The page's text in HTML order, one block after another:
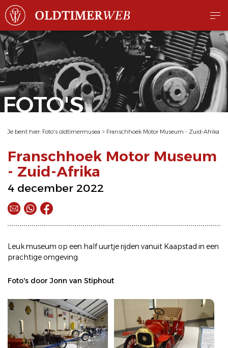
FOTO'S
Je bent hier: Foto's oldtimermusea > Franschhoek Motor Museum - Zuid-Afrika
Franschhoek Motor Museum
- Zuid-Afrika
4 december 2022
Leuk museum op een half uurtje rijden vanuit Kaapstad in een
prachtige omgeving.
Foto's door Jonn van Stiphout